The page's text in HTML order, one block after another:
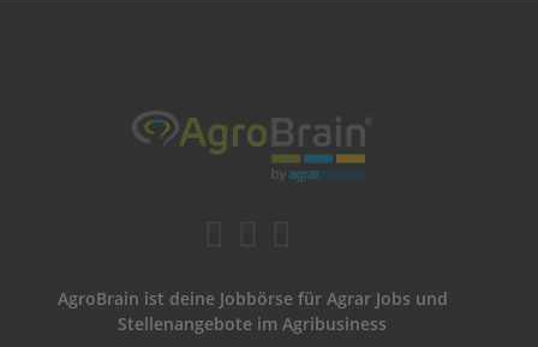
AgroBrain ist deine Jobbörse für Agrar Jobs und
Stellenangebote im Agribusiness